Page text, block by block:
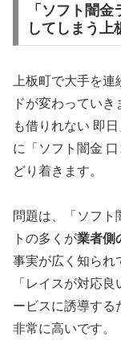
「ソフト闇
してしまう上
上板町で大手を
ドが変わってい
も借りれない 即
に「ソフト闇金
どり着きます。
問題は、「ソフト
トの多くが業者側
事実が広く知られ
「レイスが対応
ービスに誘導する
非常に高いです。